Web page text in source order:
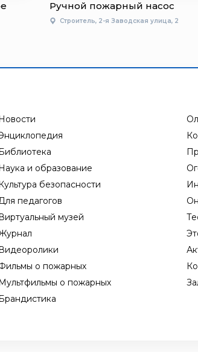
Ручной пожарный насос
Строитель, 2-я Заводская улица, 2
и образование
безопасности
педагогов
музей
о пожарных
о пожарных